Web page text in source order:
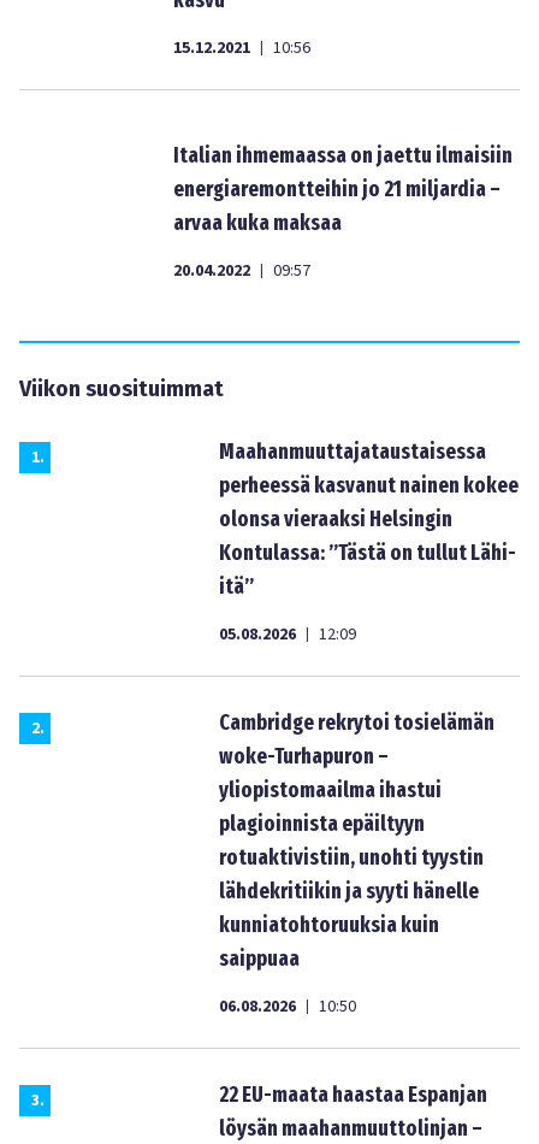
15.12.2021 | 10:56
Italian ihmemaassa on jaettu ilmaisiin
energiaremontteihin jo 21 miljardia –
arvaa kuka maksaa
20.04.2022 | 09:57
Viikon suosituimmat
1.
Maahanmuuttajataustaisessa
perheessä kasvanut nainen kokee
olonsa vieraaksi Helsingin
Kontulassa: ”Tästä on tullut Lähi-
itä”
05.08.2026 | 12:09
2.
Cambridge rekrytoi tosielämän
woke-Turhapuron –
yliopistomaailma ihastui
plagioinnista epäiltyyn
rotuaktivistiin, unohti tyystin
lähdekritiikin ja syyti hänelle
kunniatohtoruuksia kuin
saippuaa
06.08.2026 | 10:50
3.
22 EU-maata haastaa Espanjan
löysän maahanmuuttolinjan –